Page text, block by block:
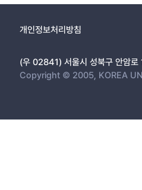
개인정보처리방침
(우 02841) 서울시 성북구 안암로
Copyright © 2005, KOREA